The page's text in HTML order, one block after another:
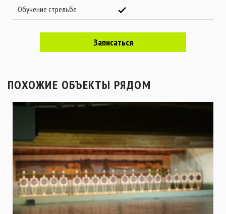
Обучение стрельбе
Записаться
ПОХОЖИЕ ОБЪЕКТЫ РЯДОМ